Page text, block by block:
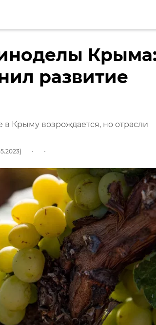
развитие
Крыму возрождается, но отрасли